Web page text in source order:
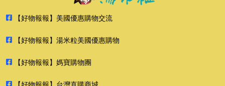
【好物報報】美國優惠購物交流
【好物報報】湯米粒美國優惠購物
【好物報報】媽寶購物團
【好物報報】台灣直購商城